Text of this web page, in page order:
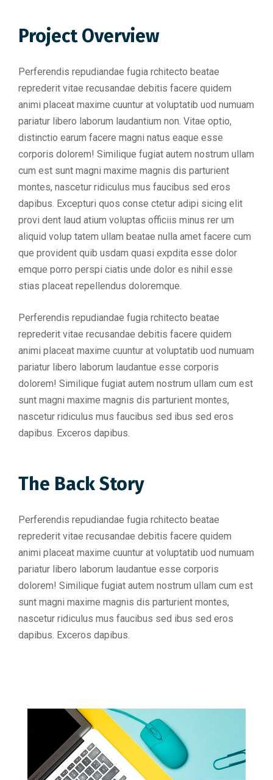
Project Overview
Perferendis repudiandae fugia rchitecto beatae
reprederit vitae recusandae debitis facere quidem
animi placeat maxime cuuntur at voluptatib uod numuam
pariatur libero laborum laudantium non. Vitae optio,
distinctio earum facere magni natus eaque esse
corporis dolorem! Similique fugiat autem nostrum ullam
cum est sunt magni maxime magnis dis parturient
montes, nascetur ridiculus mus faucibus sed eros
dapibus. Excepturi quos conse ctetur adipi sicing elit
provi dent laud atium voluptas officiis minus rer um
aliquid volup tatem ullam beatae nulla amet facere cum
que provident quib usdam quasi expdita esse dolor
emque porro perspi ciatis unde dolor es nihil esse
stias placeat repellendus doloremque.
Perferendis repudiandae fugia rchitecto beatae
reprederit vitae recusandae debitis facere quidem
animi placeat maxime cuuntur at voluptatib uod numuam
pariatur libero laborum laudantue esse corporis
dolorem! Similique fugiat autem nostrum ullam cum est
sunt magni maxime magnis dis parturient montes,
nascetur ridiculus mus faucibus sed ibus sed eros
dapibus. Exceros dapibus.
The Back Story
Perferendis repudiandae fugia rchitecto beatae
reprederit vitae recusandae debitis facere quidem
animi placeat maxime cuuntur at voluptatib uod numuam
pariatur libero laborum laudantue esse corporis
dolorem! Similique fugiat autem nostrum ullam cum est
sunt magni maxime magnis dis parturient montes,
nascetur ridiculus mus faucibus sed ibus sed eros
dapibus. Exceros dapibus.